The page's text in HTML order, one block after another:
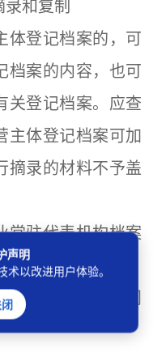
和复制
登记档案的，可
档案的内容，也可
关登记档案。应查
主体登记档案可加
摘录的材料不予盖
驻代表机构档案
登记档案的查阅
声明
以改进用户体验。